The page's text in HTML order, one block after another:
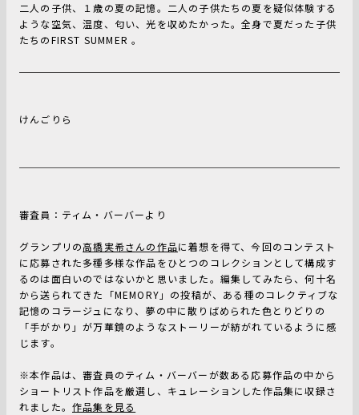
二人の子供、１歳の夏の記憶。二人の子供たちの夏を疑似体験する
ような空気、温度、匂い、光を収めたかった。全身で夏だった子供
たちのFIRST SUMMER 。
けんごりら
審査員：ティム・バーバーより
グランプリの高橋実希さんの作品に着想を得て、今回のコンテスト
に応募された多種多様な作品をひとつのコレクションとして構成す
るのは面白いのではないかと思いました。編集してみたら、何十名
から送られてきた「MEMORY」の投稿が、ある種のコレクティブな
記憶のコラージュになり、夢の中に散りばめられた色とりどりの
「手がかり」が万華鏡のようなストーリーが紡がれているように感
じます。
※本作品は、審査員のティム・バーバーが数ある応募作品の中から
ショートリスト作品を厳選し、キュレーションした作品集に収録さ
れました。 作品集を見る